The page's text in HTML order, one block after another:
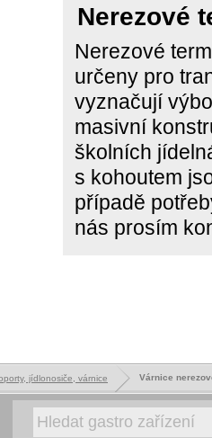
Nerezové
Nerezové
určeny pro
vyznačují
masivní
školních
s kohoutem
případě
nás prosím
jídlonosiče, várnice Várnice